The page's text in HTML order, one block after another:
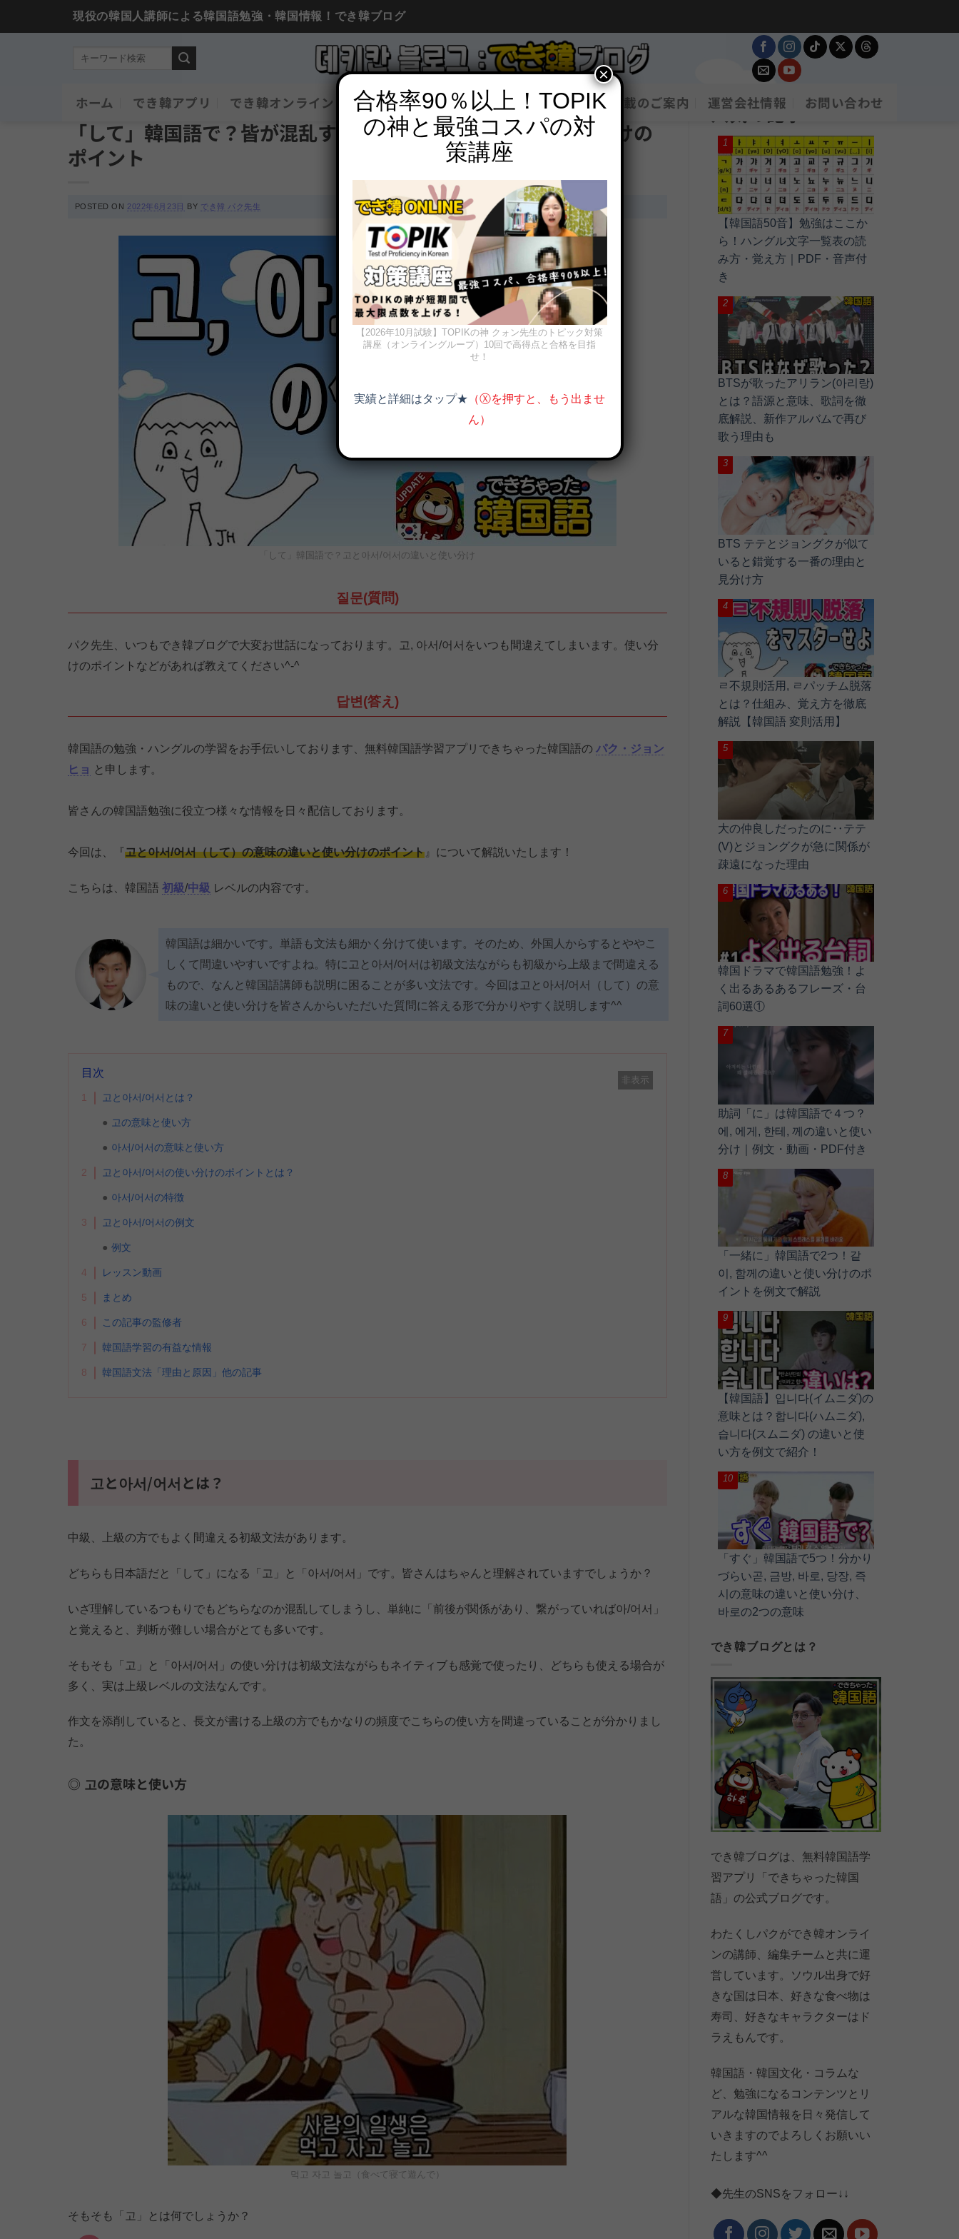
現役の韓国人講師による韓国語勉強・韓国情報！でき韓ブログ
ホーム でき韓アプリ でき韓オンライン 韓国語勉強 韓国情報 コラム 広告掲載のご案内 運営会社情報 お問い合わせ
必須文法と表現
「して」韓国語で？皆が混乱する고と아서/어서の違いと使い分けの
ポイント
POSTED ON 2022年6月23日 BY でき韓 パク先生
「して」韓国語で？고と아서/어서の違いと使い分け
질문(質問)
パク先生、いつもでき韓ブログで大変お世話になっております。고, 아서/어서をいつも間違えてしまいます。使い分
けのポイントなどがあれば教えてください^-^
답변(答え)
韓国語の勉強・ハングルの学習をお手伝いしております、無料韓国語学習アプリできちゃった韓国語の パク・ジョン
ヒョ と申します。
皆さんの韓国語勉強に役立つ様々な情報を日々配信しております。
今回は、『고と아서/어서（して）の意味の違いと使い分けのポイント』について解説いたします！
こちらは、韓国語 初級/中級 レベルの内容です。
韓国語は細かいです。単語も文法も細かく分けて使います。そのため、外国人からするとややこ
しくて間違いやすいですよね。特に고と아서/어서は初級文法ながらも初級から上級まで間違える
もので、なんと韓国語講師も説明に困ることが多い文法です。今回は고と아서/어서（して）の意
味の違いと使い分けを皆さんからいただいた質問に答える形で分かりやすく説明します^^
目次
非表示
1 고と아서/어서とは？
고の意味と使い方
아서/어서の意味と使い方
2 고と아서/어서の使い分けのポイントとは？
아서/어서の特徴
3 고と아서/어서の例文
例文
4 レッスン動画
5 まとめ
6 この記事の監修者
7 韓国語学習の有益な情報
8 韓国語文法「理由と原因」他の記事
고と아서/어서とは？
中級、上級の方でもよく間違える初級文法があります。
どちらも日本語だと「して」になる「고」と「아서/어서」です。皆さんはちゃんと理解されていますでしょうか？
いざ理解しているつもりでもどちらなのか混乱してしまうし、単純に「前後が関係があり、繋がっていれば아/어서」
と覚えると、判断が難しい場合がとても多いです。
そもそも「고」と「아서/어서」の使い分けは初級文法ながらもネイティブも感覚で使ったり、どちらも使える場合が
多く、実は上級レベルの文法なんです。
作文を添削していると、長文が書ける上級の方でもかなりの頻度でこちらの使い方を間違っていることが分かりまし
た。
고の意味と使い方
먹고 자고 놀고（食べて寝て遊んで）
そもそも「고」とは何でしょうか？
人気の記事
【韓国語50音】勉強はここか
ら！ハングル文字一覧表の読
み方・覚え方｜PDF・音声付
き
BTSが歌ったアリラン(아리랑)
とは？語源と意味、歌詞を徹
底解説、新作アルバムで再び
歌う理由も
BTS テテとジョングクが似て
いると錯覚する一番の理由と
見分け方
ㄹ不規則活用, ㄹパッチム脱落
とは？仕組み、覚え方を徹底
解説【韓国語 変則活用】
大の仲良しだったのに‥テテ
(V)とジョングクが急に関係が
疎遠になった理由
韓国ドラマで韓国語勉強！よ
く出るあるあるフレーズ・台
詞60選①
助詞「に」は韓国語で４つ？
에, 에게, 한테, 께の違いと使い
分け｜例文・動画・PDF付き
「一緒に」韓国語で2つ！같
이, 함께の違いと使い分けのポ
イントを例文で解説
【韓国語】입니다(イムニダ)の
意味とは？합니다(ハムニダ),
습니다(スムニダ) の違いと使
い方を例文で紹介！
「すぐ」韓国語で5つ！分かり
づらい곧, 금방, 바로, 당장, 즉
시の意味の違いと使い分け、
바로の2つの意味
でき韓ブログとは？
でき韓ブログは、無料韓国語学
習アプリ「できちゃった韓国
語」の公式ブログです。
わたくしパクができ韓オンライ
ンの講師、編集チームと共に運
営しています。ソウル出身で好
きな国は日本、好きな食べ物は
寿司、好きなキャラクターはド
ラえもんです。
韓国語・韓国文化・コラムな
ど、勉強になるコンテンツとリ
アルな韓国情報を日々発信して
いきますのでよろしくお願いい
たします^^
◆先生のSNSをフォロー↓↓
合格率90％以上！TOPIK
の神と最強コスパの対
策講座
【2026年10月試験】TOPIKの神 クォン先生のトピック対策
講座（オンライングループ）10回で高得点と合格を目指
せ！
実績と詳細はタップ★ （Ⓧを押すと、もう出ませ
ん）
×